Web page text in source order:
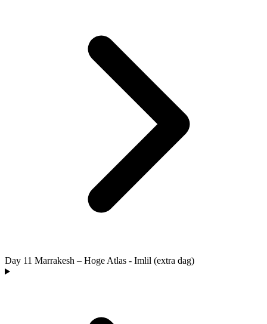
Day 11 Marrakesh – Hoge Atlas - Imlil (extra dag)